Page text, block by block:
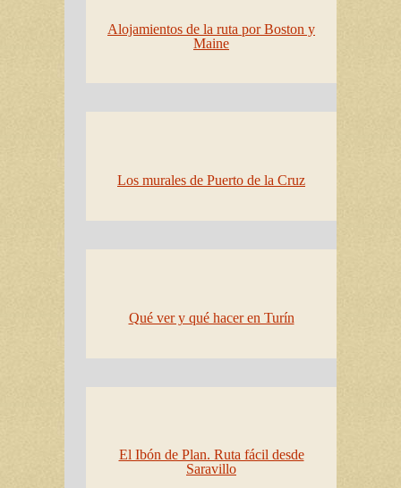
Alojamientos de la ruta por Boston y
Maine
Los murales de Puerto de la Cruz
Qué ver y qué hacer en Turín
El Ibón de Plan. Ruta fácil desde
Saravillo